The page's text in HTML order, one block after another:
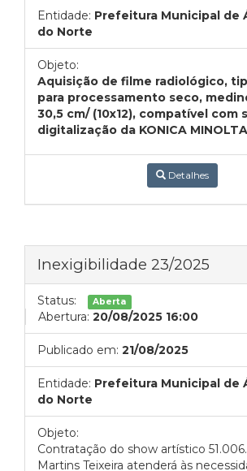
Entidade: Prefeitura Municipal de
do Norte
Objeto:
Aquisição de filme radiológico,
para processamento seco,
30,5 cm/ (10x12), compatível com
digitalização da KONICA
Detalhes
Inexigibilidade 23/2025
Status: Aberta
Abertura: 20/08/2025 16:00
Publicado em: 21/08/2025
Entidade: Prefeitura Municipal de
do Norte
Objeto:
Contratação do show artístico
Martins Teixeira atenderá às